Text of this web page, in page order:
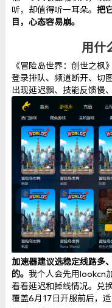
听，却值得听一耳朵。 把
目，心态容易崩。
用什
《冒险岛世界：创世之枫
登录排队、频道断开、切
出现延迟飘、技能反馈慢
加速器建议选稳定线路多
的。 我个人会先用lookcn
看看延迟和掉线情况。兑
覆盖6月17日开服前后，